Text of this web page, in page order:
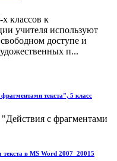
классов к
учителя используют
доступе и
п...
текста", 5 класс
с фрагментами
в MS Word 2007_20015